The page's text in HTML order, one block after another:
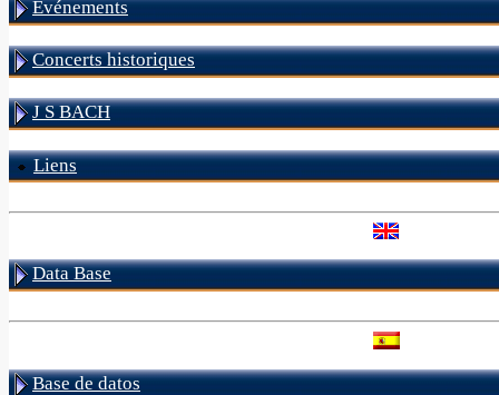
Evénements
Concerts historiques
J S BACH
Liens
Data Base
Base de datos